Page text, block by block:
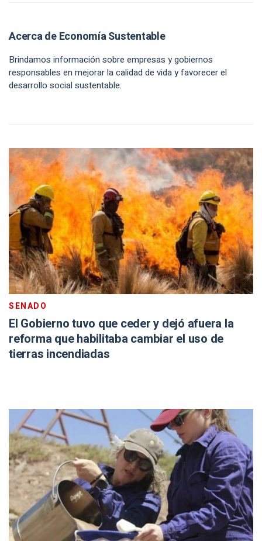
Acerca de Economía Sustentable
Brindamos información sobre empresas y gobiernos
responsables en mejorar la calidad de vida y favorecer el
desarrollo social sustentable.
SENADO
El Gobierno tuvo que ceder y dejó afuera la
reforma que habilitaba cambiar el uso de
tierras incendiadas